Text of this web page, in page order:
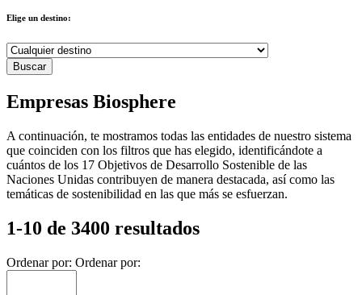
Elige un destino:
Empresas Biosphere
A continuación, te mostramos todas las entidades de nuestro sistema
que coinciden con los filtros que has elegido, identificándote a
cuántos de los 17 Objetivos de Desarrollo Sostenible de las
Naciones Unidas contribuyen de manera destacada, así como las
temáticas de sostenibilidad en las que más se esfuerzan.
1-10 de 3400 resultados
Ordenar por: Ordenar por: